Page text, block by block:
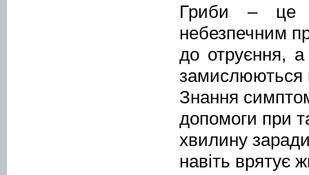
Гриби – це
небезпечним
до отруєння,
замислюються
Знання
допомоги при
хвилину
навіть врятує